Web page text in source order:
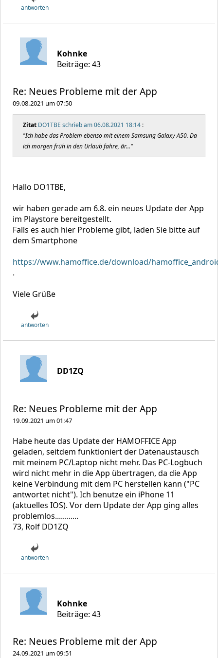
antworten
Kohnke
Beiträge: 43
Re: Neues Probleme mit der App
09.08.2021 um 07:50
Zitat DO1TBE schrieb am 06.08.2021 18:14 :
"Ich habe das Problem ebenso mit einem Samsung Galaxy A50. Da
ich morgen früh in den Urlaub fahre, är..."
Hallo DO1TBE,
wir haben gerade am 6.8. ein neues Update der App
im Playstore bereitgestellt.
Falls es auch hier Probleme gibt, laden Sie bitte auf
dem Smartphone
https://www.hamoffice.de/download/
.
Viele Grüße
antworten
DD1ZQ
Re: Neues Probleme mit der App
19.09.2021 um 01:47
Habe heute das Update der HAMOFFICE App
geladen, seitdem funktioniert der Datenaustausch
mit meinem PC/Laptop nicht mehr. Das PC-Logbuch
wird nicht mehr in die App übertragen, da die App
keine Verbindung mit dem PC herstellen kann ("PC
antwortet nicht"). Ich benutze ein iPhone 11
(aktuelles IOS). Vor dem Update der App ging alles
problemlos............
73, Rolf DD1ZQ
antworten
Kohnke
Beiträge: 43
Re: Neues Probleme mit der App
24.09.2021 um 09:51